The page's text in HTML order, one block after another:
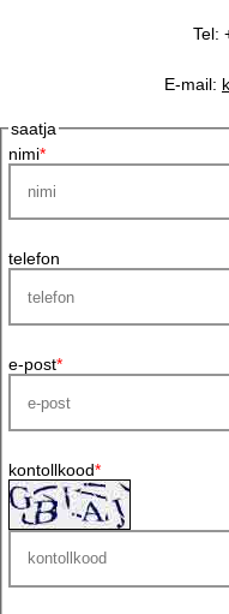
Tel:
E-mail:
saatja
nimi*
telefon
e-post*
kontollkood*